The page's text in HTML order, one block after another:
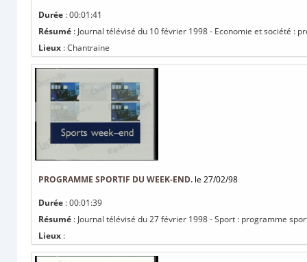
Durée : 00:01:41
Résumé : Journal télévisé du 10 février 1998 - Economie et société :
Lieux : Chantraine
PROGRAMME SPORTIF DU WEEK-END. le 27/02/98
Durée : 00:01:39
Résumé : Journal télévisé du 27 février 1998 - Sport : programme
Lieux :